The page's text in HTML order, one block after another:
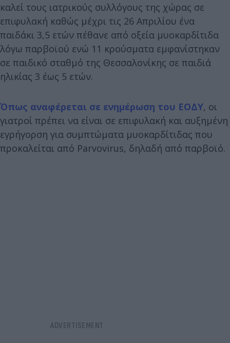
καλεί τους ιατρικούς συλλόγους της χώρας σε
επιφυλακή καθώς μέχρι τις 26 Απριλίου ένα
παιδάκι 3,5 ετών πέθανε από οξεία μυοκαρδίτιδα
λόγω παρβοϊού ενώ 11 κρούσματα εμφανίστηκαν
σε παιδικό σταθμό της Θεσσαλονίκης σε παιδιά
ηλικίας 3 έως 5 ετών.
Όπως αναφέρεται σε ενημέρωση του ΕΟΔΥ, οι
γιατροί πρέπει να είναι σε επιφυλακή και αυξημένη
εγρήγορση για συμπτώματα μυοκαρδίτιδας που
προκαλείται από Parvovirus, δηλαδή από παρβοϊό.